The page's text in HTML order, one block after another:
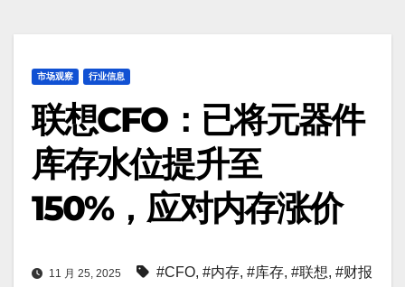
市场观察 行业信息
联想CFO：已将元器件
库存水位提升至
150%，应对内存涨价
11 月 25, 2025 #CFO, #内存, #库存, #联想, #财报